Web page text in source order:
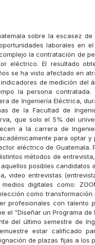
sobre la escasez
laborales en
la contratación de
eléctrico. El resultado
se ha visto afectado en
de medición del
la persona contratada.
de Ingeniería Eléctrica,
de la Facultad de
que solo el 5% del
a la carrera de
para optar
eléctrico de Guatemala.
métodos de
posibles candidatos
video entrevistas
digitales como:
como
profesionales con talento
el “Diseñar un Programa
del último semestre de
estar calificado
de plazas fijas a los